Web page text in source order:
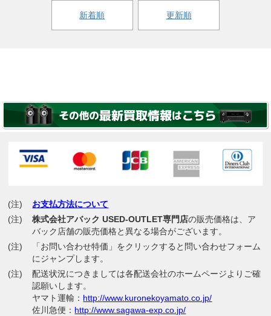
新着順 更新順
(注)
お支払方法について
(注)
株式会社アバック USED-OUTLET専門店の販売価格は、ア
バック店舗の販売価格と異なる場合がございます。
(注)
「お問い合わせ特価」をクリックすると問い合わせフォーム
にジャンプします。
(注)
配送状況につきましては各配送会社のホームページよりご確
認願いします。
ヤマト運輸： http://www.kuronekoyamato.co.jp/
佐川急便： http://www.sagawa-exp.co.jp/